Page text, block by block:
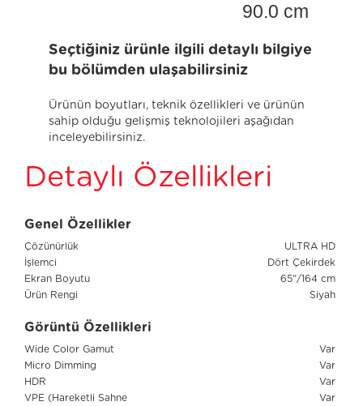
90.0 cm
Seçtiğiniz ürünle ilgili detaylı bilgiye
bu bölümden ulaşabilirsiniz
Ürünün boyutları, teknik özellikleri ve ürünün
sahip olduğu gelişmiş teknolojileri aşağıdan
inceleyebilirsiniz.
Detaylı Özellikleri
Genel Özellikler
Çözünürlük
ULTRA HD
İşlemci
Dört Çekirdek
Ekran Boyutu
65"/164 cm
Ürün Rengi
Siyah
Görüntü Özellikleri
Wide Color Gamut
Var
Micro Dimming
Var
HDR
Var
VPE (Hareketli Sahne
Var